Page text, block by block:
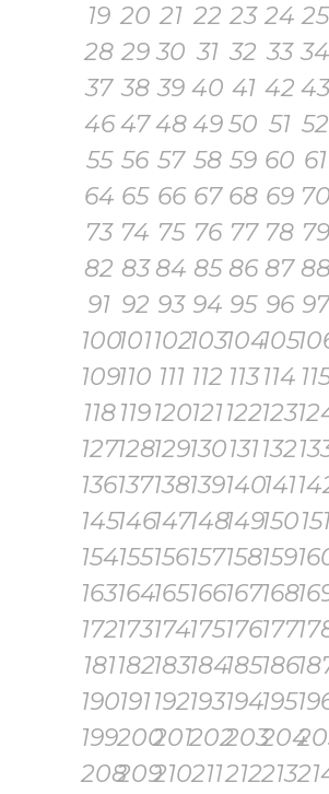
19 20 21 22 23 24 25
28 29 30 31 32 33 34
37 38 39 40 41 42 43
46 474849 50 51 52
55 56 57 58 59 60 61
64 65 66 67 68 69 70
73 74 75 76 77 78 79
82 83 84 85 86 87
91 92 93 94 95 96 97
100101102103104105
109110 111 112 113 114
118 119120121122123
127128129130131132
136137138139140141
145146147148149150151
154155156157158159
163164165166167168
172173174175176177
181182183184185186
190191192193194195
199200201202203204
208209210211212213